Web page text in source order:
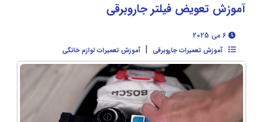
آموزش تعویض فیلتر جاروبرقی
آموزش تعمیرات جاروبرقی | آموزش تعمیرات لوازم خانگی